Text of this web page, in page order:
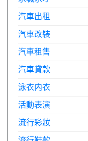
汽車出租
汽車改裝
汽車租售
汽車貸款
泳衣内衣
活動表演
流行彩妝